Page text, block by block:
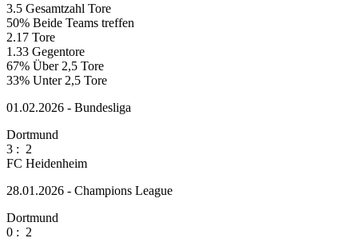
3.5 Gesamtzahl Tore
50% Beide Teams treffen
2.17 Tore
1.33 Gegentore
67% Über 2,5 Tore
33% Unter 2,5 Tore
01.02.2026 - Bundesliga
Dortmund
3 : 2
FC Heidenheim
28.01.2026 - Champions League
Dortmund
0 : 2